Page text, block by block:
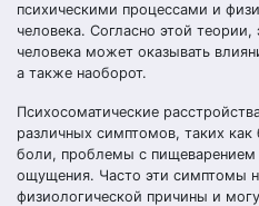
психическими процессами и
человека. Согласно этой
человека может оказывать
а также наоборот.
Психосоматические
различных симптомов, таких
боли, проблемы с пищеварением
ощущения. Часто эти симптомы
физиологической причины и